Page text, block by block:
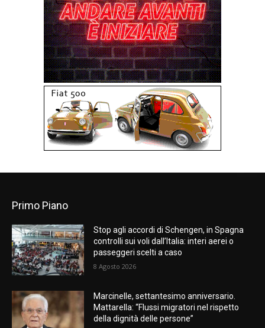
Primo Piano
Stop agli accordi di Schengen, in Spagna
controlli sui voli dall’Italia: interi aerei o
passeggeri scelti a caso
8 Agosto 2026
Marcinelle, settantesimo anniversario.
Mattarella: “Flussi migratori nel rispetto
della dignità delle persone”